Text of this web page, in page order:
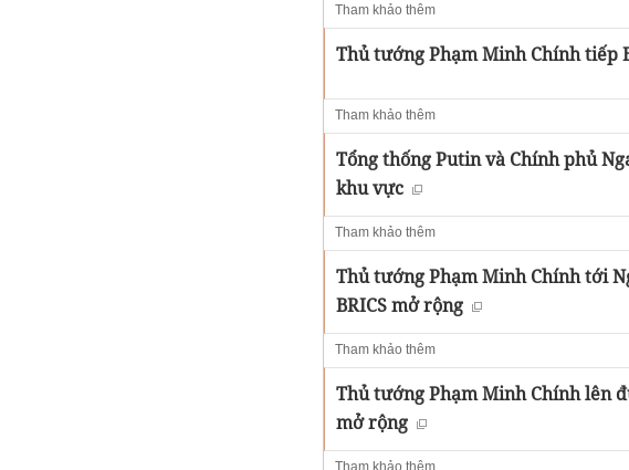
Tham khảo thêm
Thủ tướng Phạm Minh Chính tiếp
Tham khảo thêm
Tổng thống Putin và Chính phủ
khu vực
Tham khảo thêm
Thủ tướng Phạm Minh Chính tới
BRICS mở rộng
Tham khảo thêm
Thủ tướng Phạm Minh Chính lên
mở rộng
Tham khảo thêm